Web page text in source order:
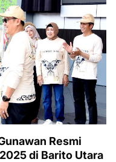
Resmi
di Barito Utara